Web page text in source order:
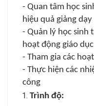
- Quan tâm học
hiệu quả giảng dạy
- Quản lý học sinh
hoạt động giáo
- Tham gia các
- Thực hiện các
công
Trình độ: